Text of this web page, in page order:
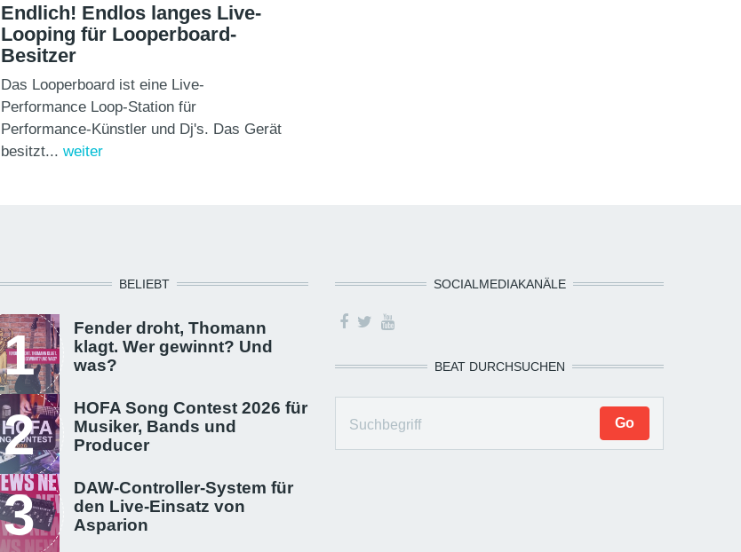
Endlich! Endlos langes Live-
Looping für Looperboard-
Besitzer
Das Looperboard ist eine Live-
Performance Loop-Station für
Performance-Künstler und Dj's. Das Gerät
besitzt... weiter
BELIEBT
1
Fender droht, Thomann
klagt. Wer gewinnt? Und
was?
2
HOFA Song Contest 2026 für
Musiker, Bands und
Producer
3
DAW-Controller-System für
den Live-Einsatz von
Asparion
SOCIALMEDIAKANÄLE
BEAT DURCHSUCHEN